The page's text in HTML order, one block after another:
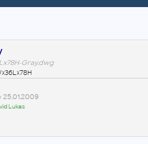
Gray.dwg
25.01.2009
Lukas